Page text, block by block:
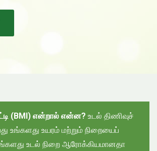
(BMI) என்றால் என்ன? உடல் திணிவுச்
உங்களது உயரம் மற்றும் நிறையைப்
உடல் நிறை ஆரோக்கியமானதா